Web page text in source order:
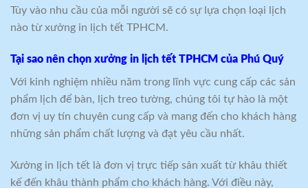
Tùy vào nhu cầu của mỗi người sẽ có sự lựa chọn loại lịch
nào từ xưởng in lịch tết TPHCM.
Tại sao nên chọn xưởng in lịch tết TPHCM của Phú Quý
Với kinh nghiệm nhiều năm trong lĩnh vực cung cấp các sản
phẩm lịch để bàn, lịch treo tường, chúng tôi tự hào là một
đơn vị uy tín chuyên cung cấp và mang đến cho khách hàng
những sản phẩm chất lượng và đạt yêu cầu nhất.
Xưởng in lịch tết là đơn vị trực tiếp sản xuất từ khâu thiết
kế đến khâu thành phẩm cho khách hàng. Với điều này,